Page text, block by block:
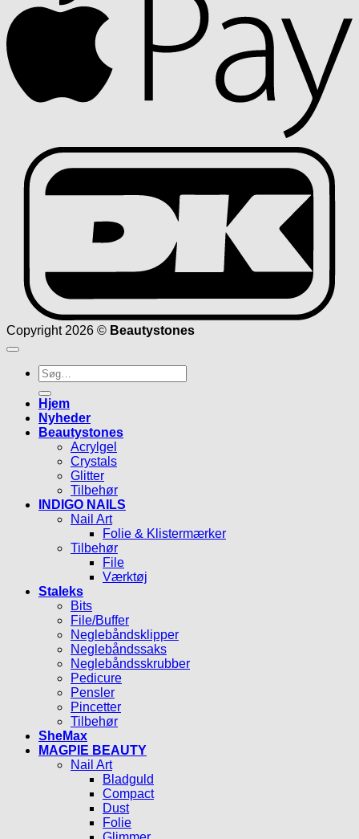
Copyright 2026 © Beautystones
Søg
efter:
Hjem
Nyheder
Beautystones
Acrylgel
Crystals
Glitter
Tilbehør
INDIGO NAILS
Nail Art
Folie & Klistermærker
Tilbehør
File
Værktøj
Staleks
Bits
File/Buffer
Neglebåndsklipper
Neglebåndssaks
Neglebåndsskrubber
Pedicure
Pensler
Pincetter
Tilbehør
SheMax
MAGPIE BEAUTY
Nail Art
Bladguld
Compact
Dust
Folie